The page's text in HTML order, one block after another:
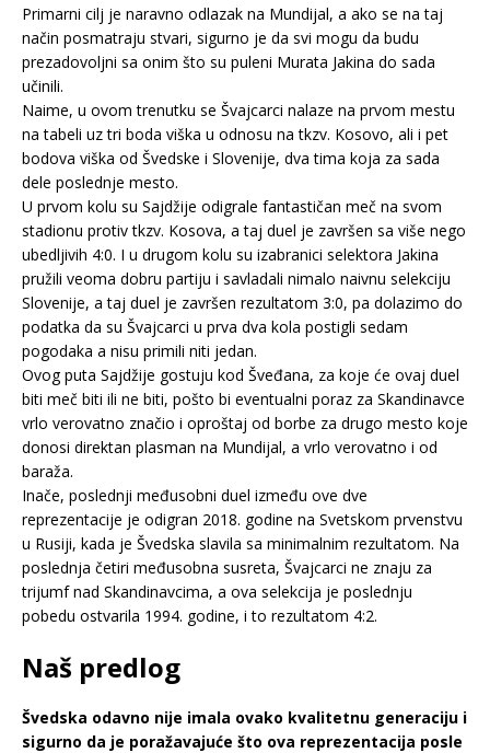
Primarni cilj je naravno odlazak na Mundijal, a ako se na taj
način posmatraju stvari, sigurno je da svi mogu da budu
prezadovoljni sa onim što su puleni Murata Jakina do sada
učinili.
Naime, u ovom trenutku se Švajcarci nalaze na prvom mestu
na tabeli uz tri boda viška u odnosu na tkzv. Kosovo, ali i pet
bodova viška od Švedske i Slovenije, dva tima koja za sada
dele poslednje mesto.
U prvom kolu su Sajdžije odigrale fantastičan meč na svom
stadionu protiv tkzv. Kosova, a taj duel je završen sa više nego
ubedljivih 4:0. I u drugom kolu su izabranici selektora Jakina
pružili veoma dobru partiju i savladali nimalo naivnu selekciju
Slovenije, a taj duel je završen rezultatom 3:0, pa dolazimo do
podatka da su Švajcarci u prva dva kola postigli sedam
pogodaka a nisu primili niti jedan.
Ovog puta Sajdžije gostuju kod Šveđana, za koje će ovaj duel
biti meč biti ili ne biti, pošto bi eventualni poraz za Skandinavce
vrlo verovatno značio i oproštaj od borbe za drugo mesto koje
donosi direktan plasman na Mundijal, a vrlo verovatno i od
baraža.
Inače, poslednji međusobni duel između ove dve
reprezentacije je odigran 2018. godine na Svetskom prvenstvu
u Rusiji, kada je Švedska slavila sa minimalnim rezultatom. Na
poslednja četiri međusobna susreta, Švajcarci ne znaju za
trijumf nad Skandinavcima, a ova selekcija je poslednju
pobedu ostvarila 1994. godine, i to rezultatom 4:2.
Naš predlog
Švedska odavno nije imala ovako kvalitetnu generaciju i
sigurno da je poražavajuće što ova reprezentacija posle